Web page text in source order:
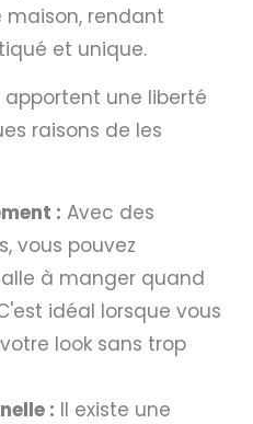
maison, rendant
et unique.
apportent une liberté
raisons de les
: Avec des
vous pouvez
à manger quand
idéal lorsque vous
look sans trop
: Il existe une